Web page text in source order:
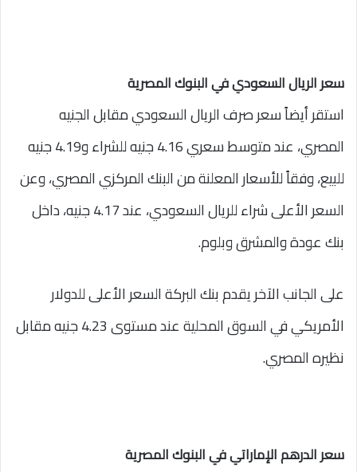
سعر الريال السعودي في البنوك المصرية
استقر أيضاً سعر صرف الريال السعودي مقابل الجنيه
المصري، عند متوسط سعري 4.16 جنيه للشراء و4.19 جنيه
للبيع، وفقاً للأسعار المعلنة من البنك المركزي المصري، وعن
السعر الأعلى شراء للريال السعودي، عند 4.17 جنيه، داخل
بنك عودة والمشرق وبلوم.
على الجانب الآخر يقدم بنك البركة السعر الأعلى للدولار
الأمريكي في السوق المحلية عند مستوى 4.23 جنيه مقابل
نظيره المصري.
سعر الدرهم الإماراتي في البنوك المصرية